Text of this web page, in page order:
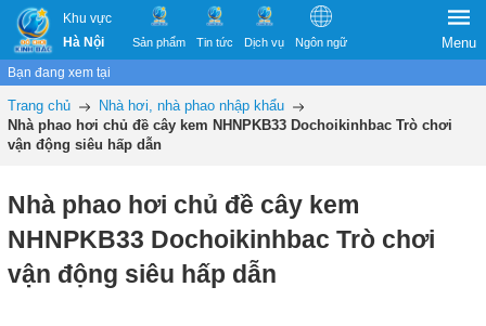
Khu vực
Hà Nội
Sản phẩm Tin tức Dịch vụ Ngôn ngữ Menu
Bạn đang xem tại
Trang chủ
Nhà hơi, nhà phao nhập khẩu
Nhà phao hơi chủ đề cây kem NHNPKB33 Dochoikinhbac Trò chơi
vận động siêu hấp dẫn
Nhà phao hơi chủ đề cây kem
NHNPKB33 Dochoikinhbac Trò chơi
vận động siêu hấp dẫn